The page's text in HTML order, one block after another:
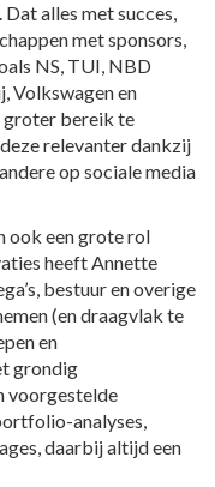
Dat alles met succes,
met sponsors,
NS, TUI, NBD
Volkswagen en
groter bereik te
relevanter dankzij
op sociale media
ook een grote rol
heeft Annette
bestuur en overige
(en draagvlak te
en
grondig
voorgestelde
analyses,
daarbij altijd een